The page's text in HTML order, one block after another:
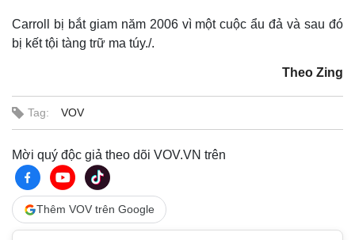
Carroll bị bắt giam năm 2006 vì một cuộc ẩu đả và sau đó
bị kết tội tàng trữ ma túy./.
Theo Zing
Tag: VOV
Mời quý độc giả theo dõi VOV.VN trên
Thêm VOV trên Google